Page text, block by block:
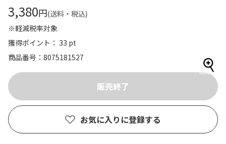
3,380円(送料・税込)
※軽減税率対象
獲得ポイント： 33 pt
商品番号
8075181527
お気に入りに登録する